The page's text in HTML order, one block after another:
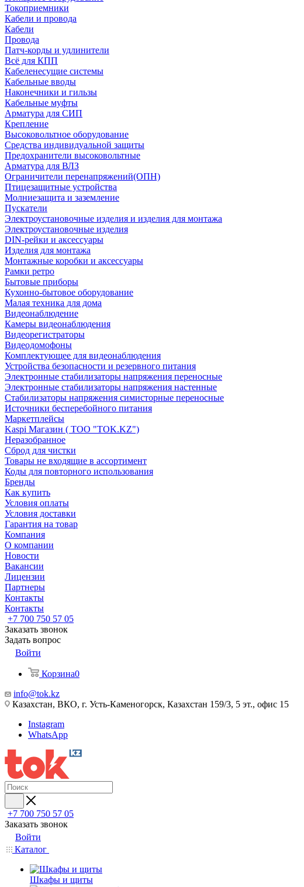
Токоприемники
Кабели и провода
Кабели
Провода
Патч-корды и удлинители
Всё для КПП
Кабеленесущие системы
Кабельные вводы
Наконечники и гильзы
Кабельные муфты
Арматура для СИП
Крепление
Высоковольтное оборудование
Средства индивидуальной защиты
Предохранители высоковольтные
Арматура для ВЛЗ
Ограничители перенапряжений(ОПН)
Птицезащитные устройства
Молниезащита и заземление
Пускатели
Электроустановочные изделия и изделия для монтажа
Электроустановочные изделия
DIN-рейки и аксессуары
Изделия для монтажа
Монтажные коробки и аксессуары
Рамки ретро
Бытовые приборы
Кухонно-бытовое оборудование
Малая техника для дома
Видеонаблюдение
Камеры видеонаблюдения
Видеорегистраторы
Видеодомофоны
Комплектующее для видеонаблюдения
Устройства безопасности и резервного питания
Электронные стабилизаторы напряжения переносные
Электронные стабилизаторы напряжения настенные
Стабилизаторы напряжения симисторные переносные
Источники бесперебойного питания
Маркетплейсы
Kaspi Магазин ( ТОО "TOK.KZ")
Неразобранное
Сброд для чистки
Товары не входящие в ассортимент
Коды для повторного использования
Бренды
Как купить
Условия оплаты
Условия доставки
Гарантия на товар
Компания
О компании
Новости
Вакансии
Лицензии
Партнеры
Контакты
Контакты
+7 700 750 57 05
Заказать звонок
Задать вопрос
Войти
Корзина0
info@tok.kz
Казахстан, ВКО, г. Усть-Каменогорск, Казахстан 159/3, 5 эт., офис 15
Instagram
WhatsApp
+7 700 750 57 05
Заказать звонок
Войти
Каталог
Шкафы и щиты